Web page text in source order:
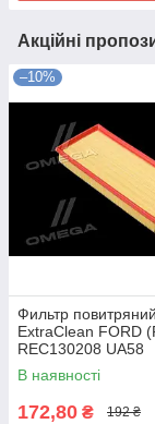
Акційні
–10%
Фильтр повитряний
ExtraClean FORD
REC130208 UA58
В наявності
172,80 ₴ 192 ₴